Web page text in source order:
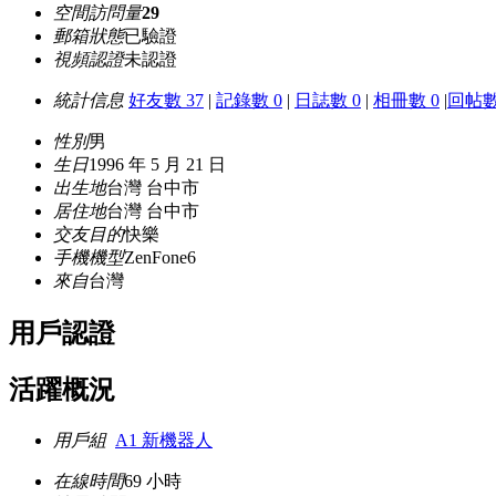
空間訪問量29
郵箱狀態已驗證
視頻認證未認證
統計信息 好友數 37 | 記錄數 0 | 日誌數 0 | 相冊數 0 |回帖
性別男
生日1996 年 5 月 21 日
出生地台灣 台中市
居住地台灣 台中市
交友目的快樂
手機機型ZenFone6
來自台灣
用戶認證
活躍概況
用戶組 A1 新機器人
在線時間69 小時